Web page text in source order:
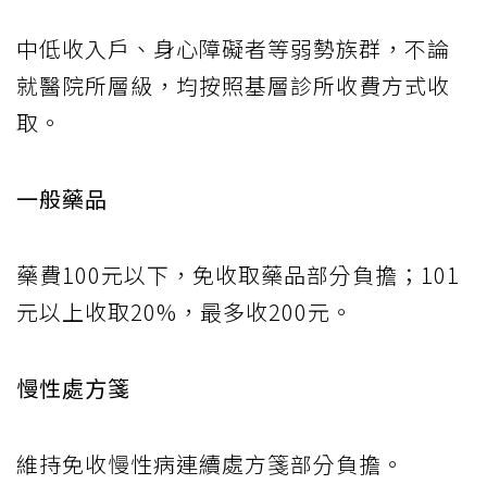
中低收入戶、身心障礙者等弱勢族群，不論
就醫院所層級，均按照基層診所收費方式收
取。
一般藥品
藥費100元以下，免收取藥品部分負擔；101
元以上收取20%，最多收200元。
慢性處方箋
維持免收慢性病連續處方箋部分負擔。